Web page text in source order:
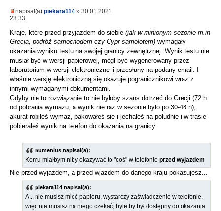
napisał(a) piekara114 » 30.01.2021
23:33
Kraje, które przed przyjazdem do siebie (jak w minionym sezonie m.in
Grecja, podróż samochodem czy Cypr samolotem) wymagały
okazania wyniku testu na swojej granicy zewnętrznej. Wynik testu nie
musiał być w wersji papierowej, mógł być wygenerowany przez
laboratorium w wersji elektronicznej i przesłany na podany email. I
właśnie wersję elektroniczną się okazuje pogranicznikowi wraz z
innymi wymaganymi dokumentami.
Gdyby nie to rozwiązanie to nie byłoby szans dotrzeć do Grecji (72 h
od pobrania wymazu, a wynik nie raz w sezonie było po 30-48 h),
akurat robiłeś wymaz, pakowałeś się i jechałeś na południe i w trasie
pobierałeś wynik na telefon do okazania na granicy.
numenius napisał(a):
Komu miałbym niby okazywać to "coś" w telefonie przed wyjazdem
Nie przed wyjazdem, a przed wjazdem do danego kraju pokazujesz...
piekara114 napisał(a):
A... nie musisz mieć papieru, wystarczy zaświadczenie w telefonie,
więc nie musisz na niego czekać, byle by był dostępny do okazania